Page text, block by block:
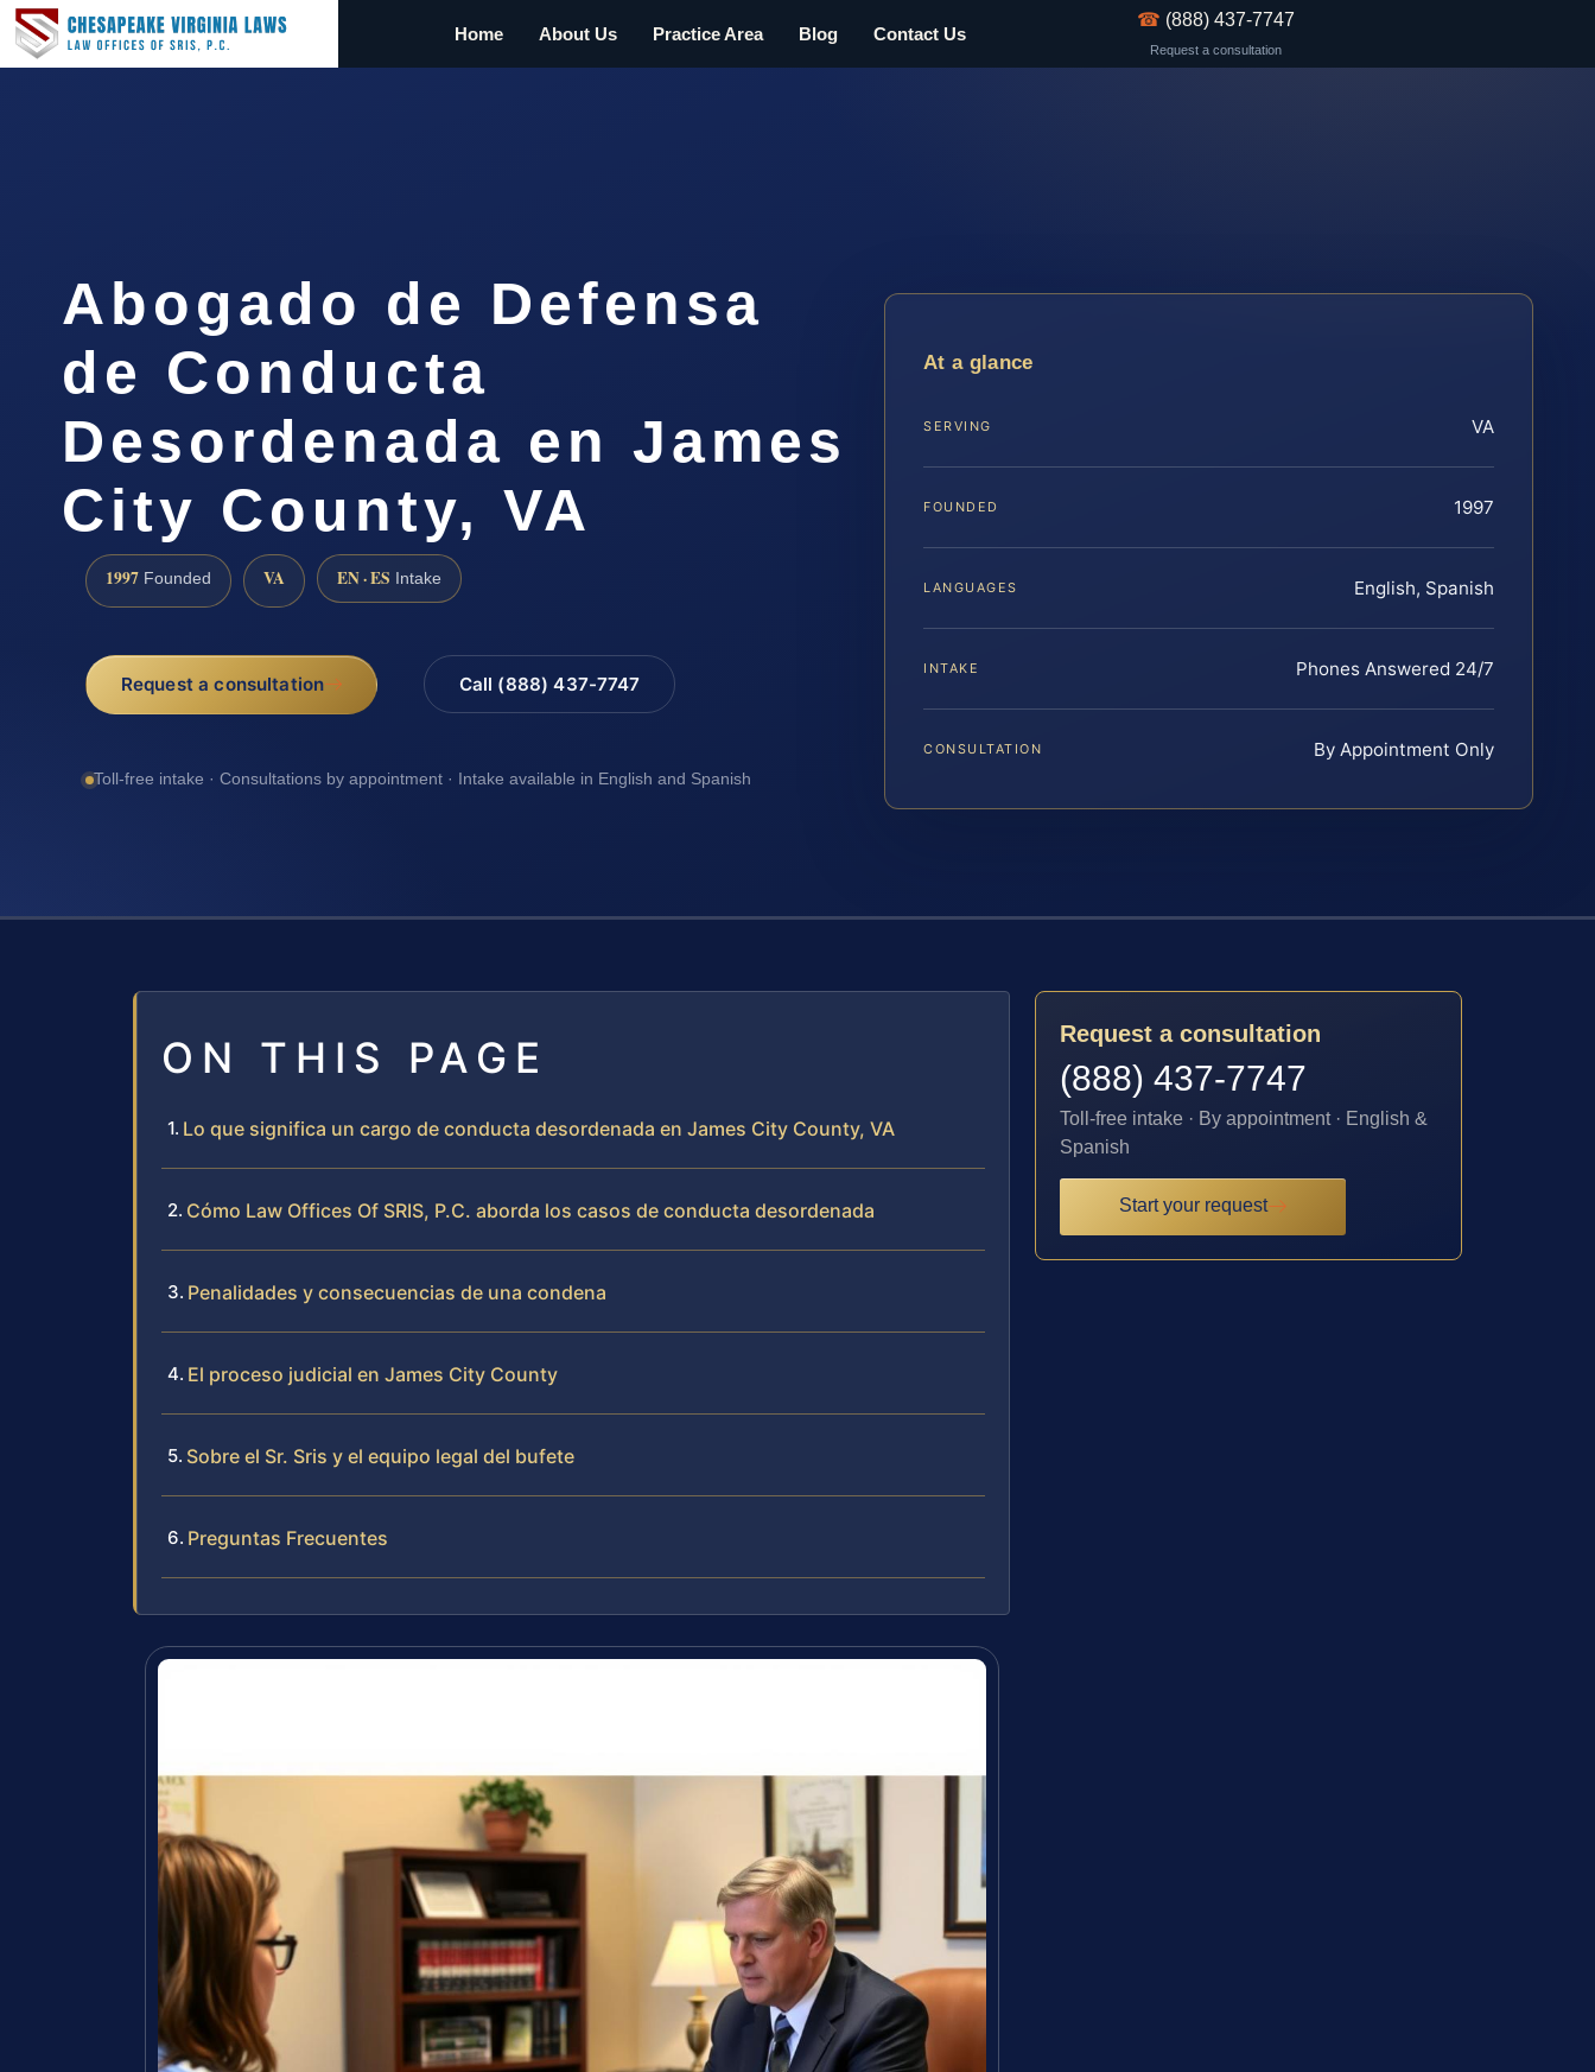
Home About Us Practice Area Blog Contact Us
☎ (888) 437-7747
Request a consultation
Abogado de Defensa
de Conducta
Desordenada en James
City County, VA
1997 Founded VA EN · ES Intake
Request a consultation Call (888) 437-7747
Toll-free intake · Consultations by appointment · Intake available in English and Spanish
At a glance
SERVING VA
FOUNDED 1997
LANGUAGES English, Spanish
INTAKE Phones Answered 24/7
CONSULTATION By Appointment Only
ON THIS PAGE
Lo que significa un cargo de conducta desordenada en James City County, VA
Cómo Law Offices Of SRIS, P.C. aborda los casos de conducta desordenada
Penalidades y consecuencias de una condena
El proceso judicial en James City County
Sobre el Sr. Sris y el equipo legal del bufete
Preguntas Frecuentes
Request a consultation
(888) 437-7747
Toll-free intake · By appointment · English &
Spanish
Start your request